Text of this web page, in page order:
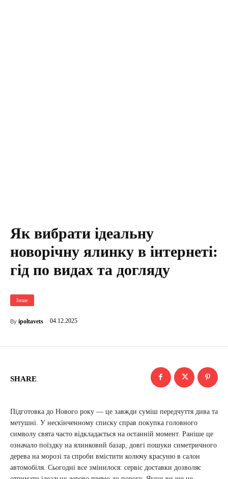
Як вибрати ідеальну
новорічну ялинку в інтернеті:
гід по видах та догляду
Інше
By ipoltavets 04.12.2025
SHARE
Підготовка до Нового року — це завжди суміш передчуття дива та
метушні. У нескінченному списку справ покупка головного
символу свята часто відкладається на останній момент. Раніше це
означало поїздку на ялинковий базар, довгі пошуки симетричного
дерева на морозі та спроби вмістити колючу красуню в салон
автомобіля. Сьогодні все змінилося: сервіс доставки дозволяє